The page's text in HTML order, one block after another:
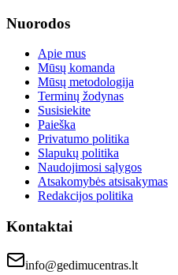
Nuorodos
Apie mus
Mūsų komanda
Mūsų metodologija
Terminų žodynas
Susisiekite
Paieška
Privatumo politika
Slapukų politika
Naudojimosi sąlygos
Atsakomybės atsisakymas
Redakcijos politika
Kontaktai
info@gedimucentras.lt